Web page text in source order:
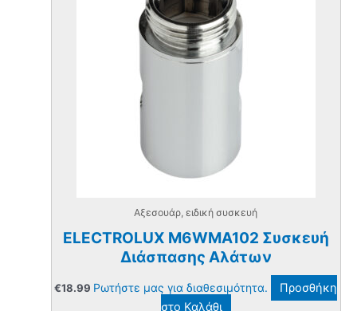
Αξεσουάρ, ειδική συσκευή
ELECTROLUX M6WMA102 Συσκευή
Διάσπασης Αλάτων
€18.99 Ρωτήστε μας για διαθεσιμότητα.
Προσθήκη
στο Καλάθι